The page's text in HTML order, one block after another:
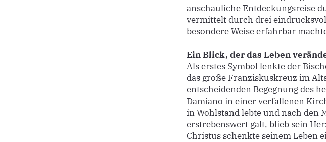
anschauliche Entdeckungsreise
vermittelt durch drei
besondere Weise erfahrbar
Ein Blick, der das Leben
Als erstes Symbol lenkte der
das große Franziskuskreuz im
entscheidenden Begegnung des
Damiano in einer verfallenen
in Wohlstand lebte und nach den
erstrebenswert galt, blieb sein
Christus schenkte seinem Leben